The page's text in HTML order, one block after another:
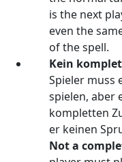
is the next
even the
of the spell.
Kein
Spieler muss
spielen, aber
kompletten
er keinen
Not a